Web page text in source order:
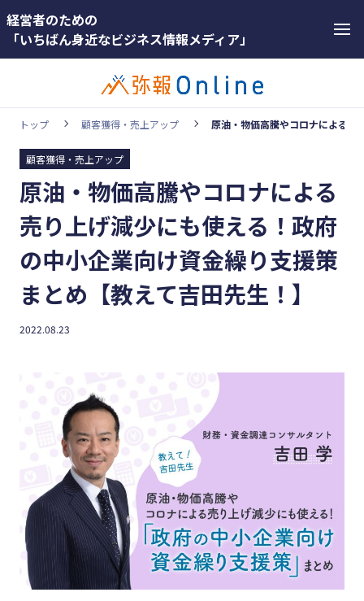
経営者のための
「いちばん身近なビジネス情報メディア」
カテゴリー
顧客獲得・売上アップ
人材（採用・育成・定着）
事業成長・経営力アップ
経営ノウハウ＆トレンド
弥生の製品・サービス
キーワード
#インボイス
#インボイス制度
#電子帳簿保存法
#集客
#資金調達
#DX
ホットワー
#インボ
イス
#インボ
#生産性
向上
#採用
#人材育
トップ 顧客獲得・売上アップ 原油・物価高騰やコロナによる売
顧客獲得・売上アップ
原油・物価高騰やコロナによる
売り上げ減少にも使える！政府
の中小企業向け資金繰り支援策
まとめ【教えて吉田先生！】
2022.08.23